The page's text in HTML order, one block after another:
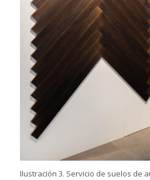
Ilustración 3. Servicio de suelos de